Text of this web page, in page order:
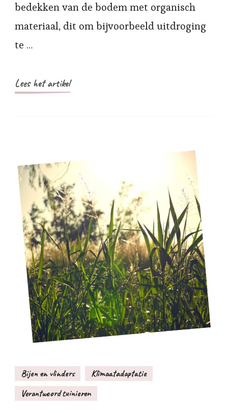
bedekken van de bodem met organisch
materiaal, dit om bijvoorbeeld uitdroging
te …
Lees het artikel
Bijen en vlinders
Klimaatadaptatie
Verantwoord tuinieren